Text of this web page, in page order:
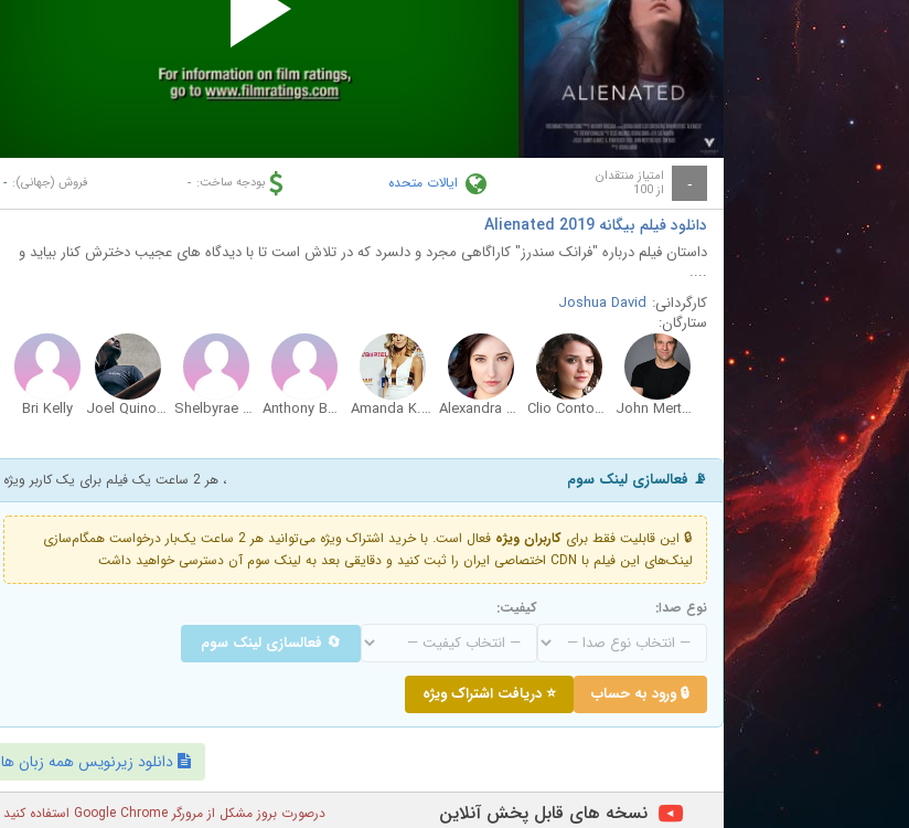
Play
Video
- امتیاز منتقدان
از 100 ایالات متحده بودجه ساخت: - فروش (جهانی): -
دانلود فیلم بیگانه Alienated 2019
داستان فیلم درباره "فرانک سندرز" کاراگاهی مجرد و دلسرد که در تلاش است تا با دیدگاه های عجیب دخترش کنار بیاید و
....
کارگردانی: Joshua David
ستارگان:
John Mertens
Clio Contogenis
Alexandra Gellner
Amanda K. Morales
Anthony Bouzada
Shelbyrae Lara
Joel Quinones
Bri Kelly
📡 فعالسازی لینک سوم ، هر 2 ساعت یک فیلم برای یک کاربر ویژه
🔒 این قابلیت فقط برای کاربران ویژه
فعال است. با خرید اشتراک ویژه می‌توانید هر 2 ساعت یک‌بار درخواست همگام‌سازی
لینک‌های این فیلم با CDN اختصاصی ایران را ثبت کنید و دقایقی بعد به لینک سوم آن دسترسی خواهید داشت
نوع صدا: کیفیت:
🔄 فعالسازی لینک سوم
🔒 ورود به حساب ⭐ دریافت اشتراک ویژه
دانلود زیرنویس همه زبان ها
نسخه های قابل پخش آنلاین درصورت بروز مشکل از مرورگر Google Chrome استفاده کنید